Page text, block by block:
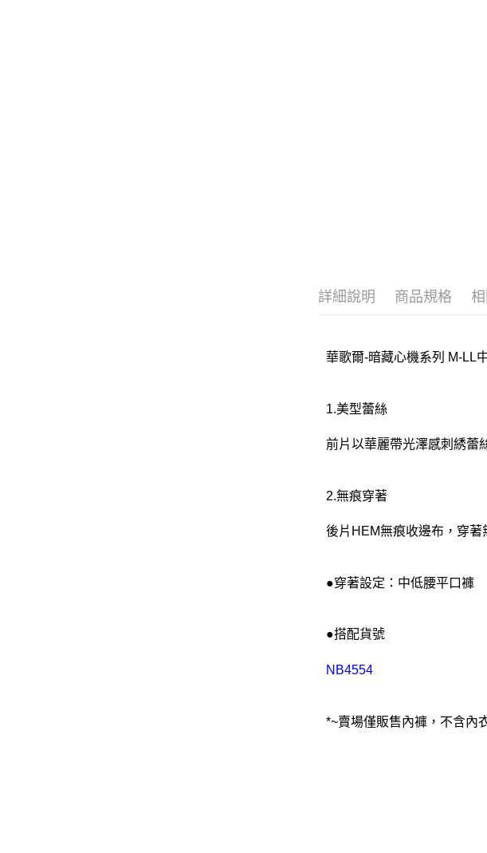
詳細說明 商品規格
華歌爾-暗藏心機系列 M-LL
1.美型蕾絲
前片以華麗帶光澤感刺綉蕾
2.無痕穿著
後片HEM無痕收邊布，穿著
●穿著設定：中低腰平口褲
●搭配貨號
NB4554
*~賣場僅販售內褲，不含內